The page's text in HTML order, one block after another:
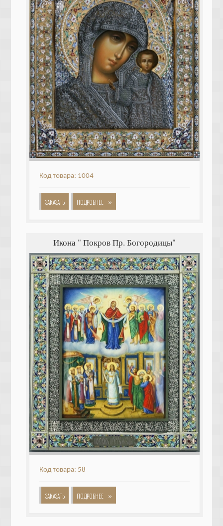
Код товара: 1004
ЗАКАЗАТЬ ПОДРОБНЕЕ »
Икона " Покров Пр. Богородицы"
Код товара: 58
ЗАКАЗАТЬ ПОДРОБНЕЕ »